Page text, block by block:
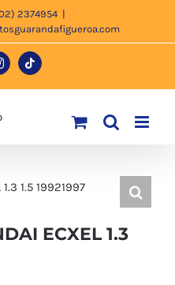
2374954 |
Tiktok
ECXEL 1.3